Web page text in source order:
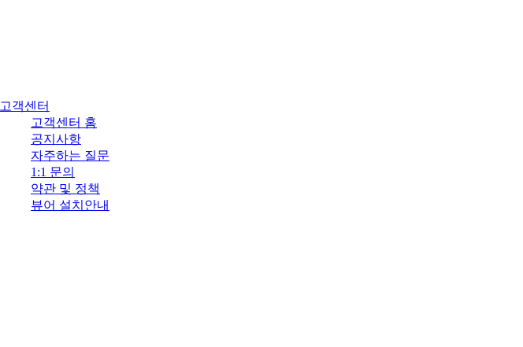
고객센터
고객센터 홈
공지사항
자주하는 질문
1:1 문의
약관 및 정책
뷰어 설치안내